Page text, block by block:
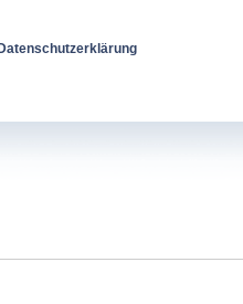
Datenschutzerklärung